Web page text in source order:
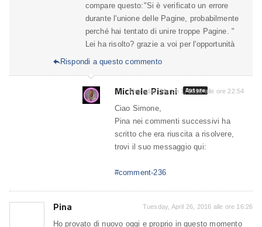
compare questo:"Si è verificato un errore
durante l'unione delle Pagine, probabilmente
perché hai tentato di unire troppe Pagine. "
Lei ha risolto? grazie a voi per l'opportunità
Rispondi a questo commento
Michele Pisani Autore
Thursday, March 1, 2018 alle ore 22:54
Ciao Simone,
Pina nei commenti successivi ha
scritto che era riuscita a risolvere,
trovi il suo messaggio qui:
#comment-236
Pina Tuesday, April 26, 2016 alle ore 16:26
Ho provato di nuovo oggi e proprio in questo momento